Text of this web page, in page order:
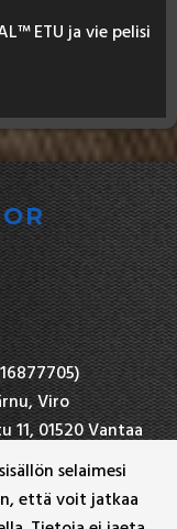
selaimesi
että voit jatkaa
ETU ja vie pe­li­si
Viro
01520 Vantaa